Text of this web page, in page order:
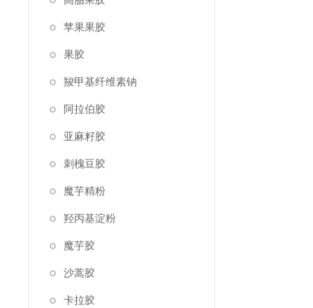
苹果果胶
果胶
羧甲基纤维素钠
阿拉伯胶
亚麻籽胶
刺槐豆胶
魔芋精粉
羟丙基淀粉
魔芋胶
沙蒿胶
卡拉胶